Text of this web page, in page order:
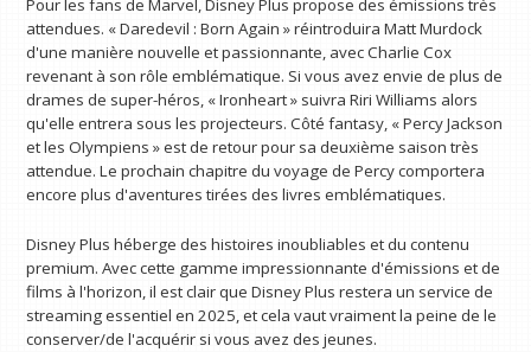
Pour les fans de Marvel, Disney Plus propose des émissions très
attendues. « Daredevil : Born Again » réintroduira Matt Murdock
d'une manière nouvelle et passionnante, avec Charlie Cox
revenant à son rôle emblématique. Si vous avez envie de plus de
drames de super-héros, « Ironheart » suivra Riri Williams alors
qu'elle entrera sous les projecteurs. Côté fantasy, « Percy Jackson
et les Olympiens » est de retour pour sa deuxième saison très
attendue. Le prochain chapitre du voyage de Percy comportera
encore plus d'aventures tirées des livres emblématiques.
Disney Plus héberge des histoires inoubliables et du contenu
premium. Avec cette gamme impressionnante d'émissions et de
films à l'horizon, il est clair que Disney Plus restera un service de
streaming essentiel en 2025, et cela vaut vraiment la peine de le
conserver/de l'acquérir si vous avez des jeunes.